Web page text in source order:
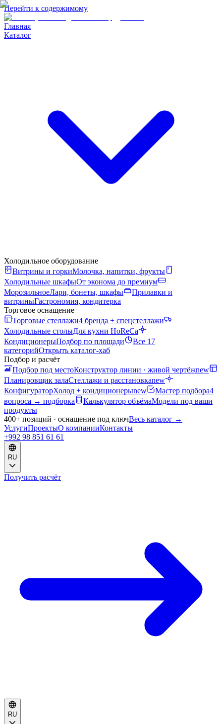
Перейти к содержимому
Главная
Каталог
Холодильное оборудование
Витрины и горкиМолочка, напитки, фрукты
Холодильные шкафыОт эконома до премиум
МорозильноеЛари, бонеты, шкафы
Прилавки и
витриныГастрономия, кондитерка
Торговое оснащение
Торговые стеллажи4 бренда + спецстеллажи
Холодильные столыДля кухни HoReCa
КондиционерыПодбор по площади
Все 17
категорийОткрыть каталог-хаб
Подбор и расчёт
Подбор под местоКонструктор линии · живой чертёжnew
Планировщик залаСтеллажи и расстановкаnew
КонфигураторХолод + кондиционерыnew Мастер подбора4
вопроса → подборка
Калькулятор объёмаМодели под ваши
продукты
400+ позиций · оснащение под ключВесь каталог →
УслугиПроектыО компанииКонтакты
+992 98 851 61 61
RU
Получить расчёт
RU